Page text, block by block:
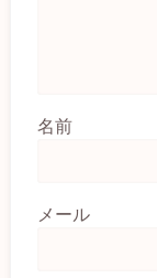
名前
メール